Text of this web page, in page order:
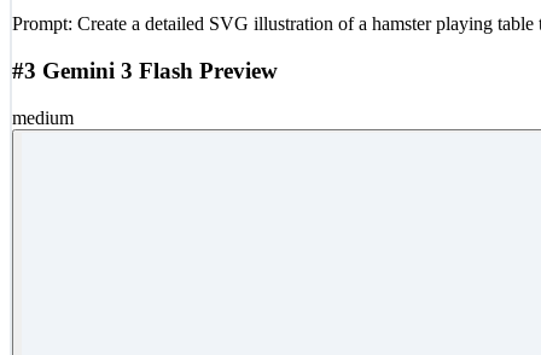
Prompt: Create a detailed SVG illustration of a hamster playing table
#3 Gemini 3 Flash Preview
medium